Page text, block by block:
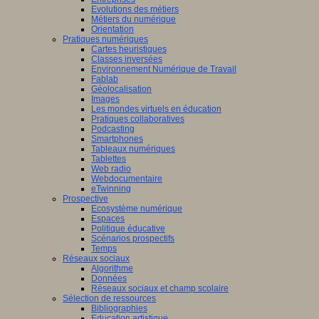
Evolutions des métiers
Métiers du numérique
Orientation
Pratiques numériques
Cartes heuristiques
Classes inversées
Environnement Numérique de Travail
Fablab
Géolocalisation
Images
Les mondes virtuels en éducation
Pratiques collaboratives
Podcasting
Smartphones
Tableaux numériques
Tablettes
Web radio
Webdocumentaire
eTwinning
Prospective
Ecosystème numérique
Espaces
Politique éducative
Scénarios prospectifs
Temps
Réseaux sociaux
Algorithme
Données
Réseaux sociaux et champ scolaire
Sélection de ressources
Bibliographies